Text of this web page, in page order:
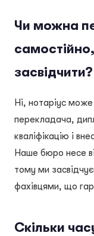
Чи можна
засвідчити?
Ні, нотаріус
перекладача,
кваліфікацію і
Наше бюро несе
тому ми
фахівцями, що
Скільки